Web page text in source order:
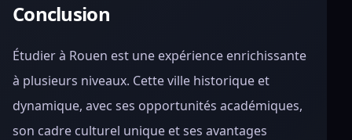
Conclusion
Étudier à Rouen est une expérience enrichissante
à plusieurs niveaux. Cette ville historique et
dynamique, avec ses opportunités académiques,
son cadre culturel unique et ses avantages